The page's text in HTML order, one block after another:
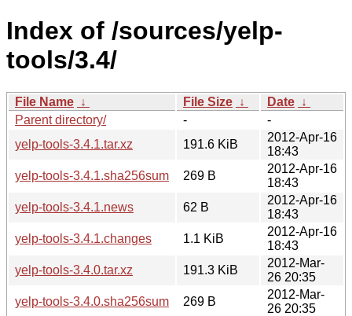
Index of /sources/yelp-
tools/3.4/
File Name ↓ File Size ↓ Date ↓
Parent directory/
-
-
yelp-tools-3.4.1.tar.xz
191.6 KiB
2012-Apr-16
18:43
yelp-tools-3.4.1.sha256sum
269 B
2012-Apr-16
18:43
yelp-tools-3.4.1.news
62 B
2012-Apr-16
18:43
yelp-tools-3.4.1.changes
1.1 KiB
2012-Apr-16
18:43
yelp-tools-3.4.0.tar.xz
191.3 KiB
2012-Mar-
26 20:35
yelp-tools-3.4.0.sha256sum
269 B
2012-Mar-
26 20:35